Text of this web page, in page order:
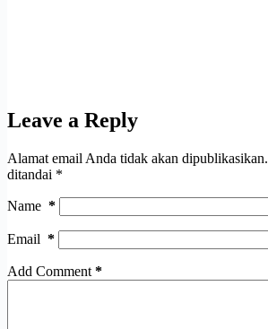
Leave a Reply
Alamat email Anda tidak akan dipublikasikan.
ditandai *
Name *
Email *
Add Comment *